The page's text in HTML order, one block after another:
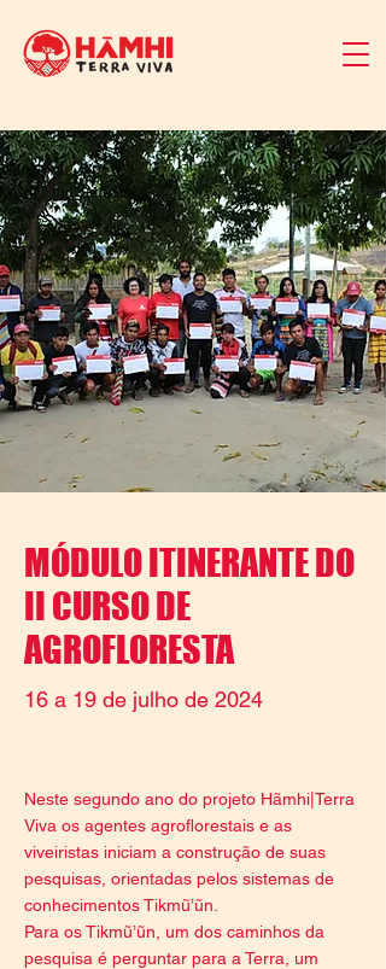
MÓDULO ITINERANTE DO
II CURSO DE
AGROFLORESTA
16 a 19 de julho de 2024
Neste segundo ano do projeto Hãmhi|Terra
Viva os agentes agroflorestais e as
viveiristas iniciam a construção de suas
pesquisas, orientadas pelos sistemas de
conhecimentos Tikmũ’ũn.
Para os Tikmũ’ũn, um dos caminhos da
pesquisa é perguntar para a Terra, um